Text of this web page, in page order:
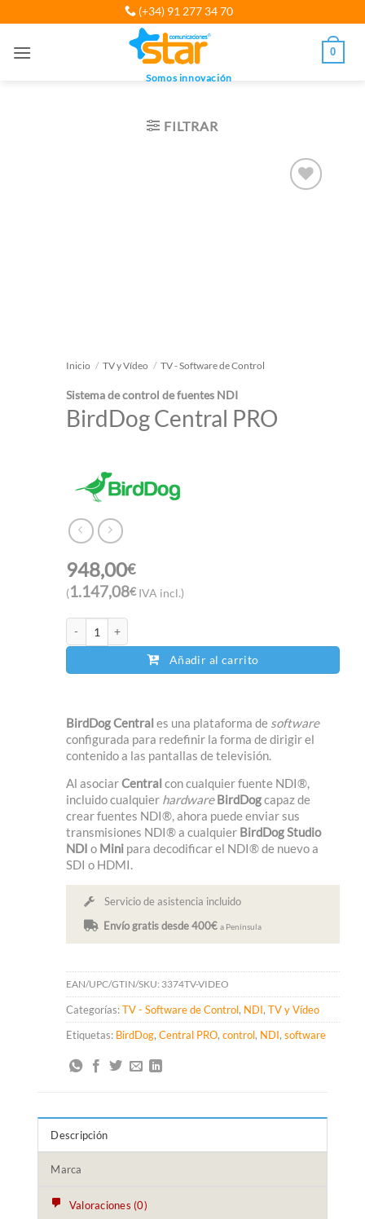
al
(+34) 91 277 34 70
Somos innovación
0
FILTRAR
Inicio / TV y Vídeo / TV - Software de Control
Sistema de control de fuentes NDI
BirdDog Central PRO
948,00€
(1.147,08€IVA incl.)
Añadir al carrito
BirdDog Centrales una plataforma de software
configurada para redefinir la forma de dirigir el
contenido a las pantallas de televisión.
Al asociarCentral con cualquier fuente NDI®,
incluido cualquier hardware BirdDogcapaz de
crear fuentes NDI®, ahora puede enviar sus
transmisiones NDI® a cualquier BirdDog Studio
NDI o Mini para decodificar el NDI® de nuevo a
SDI o HDMI.
Servicio de asistencia incluido
Envío gratis desde 400€a Península
EAN/UPC/GTIN/SKU: 3374TV-VIDEO
Categorías:TV - Software de Control, NDI,TV y Vídeo
Etiquetas: BirdDog,Central PRO,control, NDI,software
Descripción
Marca
Valoraciones (0)